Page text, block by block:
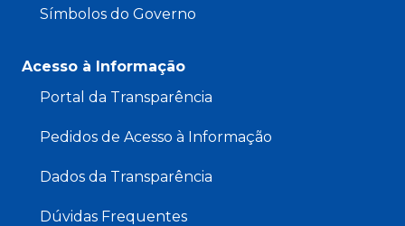
Símbolos do Governo
Acesso à Informação
Portal da Transparência
Pedidos de Acesso à Informação
Dados da Transparência
Dúvidas Frequentes